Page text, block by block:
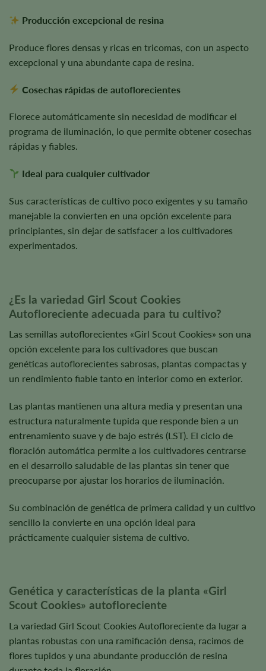
Producción excepcional de resina
Produce flores densas y ricas en tricomas, con un aspecto
excepcional y una abundante capa de resina.
Cosechas rápidas de autoflorecientes
Florece automáticamente sin necesidad de modificar el
programa de iluminación, lo que permite obtener cosechas
rápidas y fiables.
Ideal para cualquier cultivador
Sus características de cultivo poco exigentes y su tamaño
manejable la convierten en una opción excelente para
principiantes, sin dejar de satisfacer a los cultivadores
experimentados.
¿Es la variedad Girl Scout Cookies
Autofloreciente adecuada para tu cultivo?
Las semillas autoflorecientes «Girl Scout Cookies» son una
opción excelente para los cultivadores que buscan
genéticas autoflorecientes sabrosas, plantas compactas y
un rendimiento fiable tanto en interior como en exterior.
Las plantas mantienen una altura media y presentan una
estructura naturalmente tupida que responde bien a un
entrenamiento suave y de bajo estrés (LST). El ciclo de
floración automática permite a los cultivadores centrarse
en el desarrollo saludable de las plantas sin tener que
preocuparse por ajustar los horarios de iluminación.
Su combinación de genética de primera calidad y un cultivo
sencillo la convierte en una opción ideal para
prácticamente cualquier sistema de cultivo.
Genética y características de la planta «Girl
Scout Cookies» autofloreciente
La variedad Girl Scout Cookies Autofloreciente da lugar a
plantas robustas con una ramificación densa, racimos de
flores tupidos y una abundante producción de resina